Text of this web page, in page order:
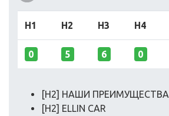
H1 H2 H3 H4
0 5 6 0
[H2] НАШИ ПРЕИМУЩЕСТВА
[H2] ELLIN CAR